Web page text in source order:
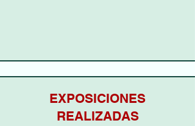
EXPOSICIONES
REALIZADAS